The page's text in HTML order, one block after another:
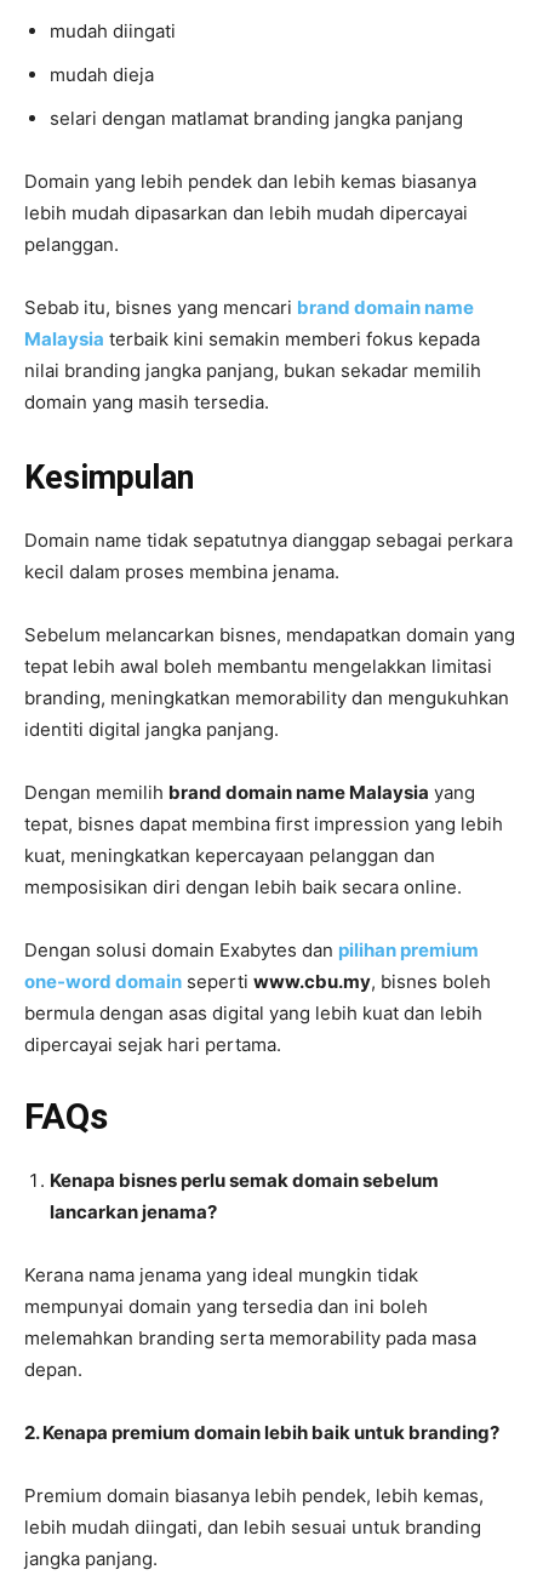
mudah diingati
mudah dieja
selari dengan matlamat branding jangka panjang
Domain yang lebih pendek dan lebih kemas biasanya
lebih mudah dipasarkan dan lebih mudah dipercayai
pelanggan.
Sebab itu, bisnes yang mencari brand domain name
Malaysia terbaik kini semakin memberi fokus kepada
nilai branding jangka panjang, bukan sekadar memilih
domain yang masih tersedia.
Kesimpulan
Domain name tidak sepatutnya dianggap sebagai perkara
kecil dalam proses membina jenama.
Sebelum melancarkan bisnes, mendapatkan domain yang
tepat lebih awal boleh membantu mengelakkan limitasi
branding, meningkatkan memorability dan mengukuhkan
identiti digital jangka panjang.
Dengan memilih brand domain name Malaysia yang
tepat, bisnes dapat membina first impression yang lebih
kuat, meningkatkan kepercayaan pelanggan dan
memposisikan diri dengan lebih baik secara online.
Dengan solusi domain Exabytes dan pilihan premium
one-word domain seperti www.cbu.my, bisnes boleh
bermula dengan asas digital yang lebih kuat dan lebih
dipercayai sejak hari pertama.
FAQs
Kenapa bisnes perlu semak domain sebelum
lancarkan jenama?
Kerana nama jenama yang ideal mungkin tidak
mempunyai domain yang tersedia dan ini boleh
melemahkan branding serta memorability pada masa
depan.
2. Kenapa premium domain lebih baik untuk branding?
Premium domain biasanya lebih pendek, lebih kemas,
lebih mudah diingati, dan lebih sesuai untuk branding
jangka panjang.